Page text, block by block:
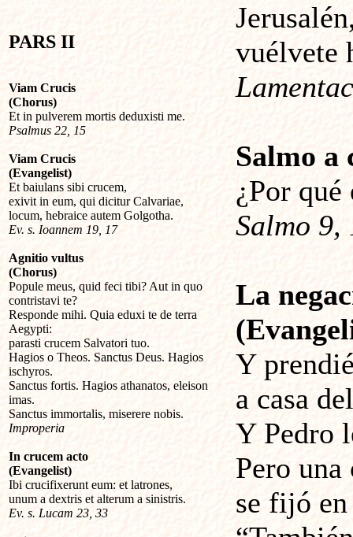
PARS II
Viam Crucis
(Chorus)
Et in pulverem mortis deduxisti me.
Psalmus 22, 15
Viam Crucis
(Evangelist)
Et baiulans sibi crucem,
exivit in eum, qui dicitur Calvariae,
locum, hebraice autem Golgotha.
Ev. s. Ioannem 19, 17
Agnitio vultus
(Chorus)
Popule meus, quid feci tibi? Aut in quo
contristavi te?
Responde mihi. Quia eduxi te de terra
Aegypti:
parasti crucem Salvatori tuo.
Hagios o Theos. Sanctus Deus. Hagios
ischyros.
Sanctus fortis. Hagios athanatos, eleison
imas.
Sanctus immortalis, miserere nobis.
Improperia
In crucem acto
(Evangelist)
Ibi crucifixerunt eum: et latrones,
unum a dextris et alterum a sinistris.
Ev. s. Lucam 23, 33
vuélvete
Salmo a
¿Por qué
Salmo 9,
La
Y
a casa
Y Pedro
Pero
se fijó